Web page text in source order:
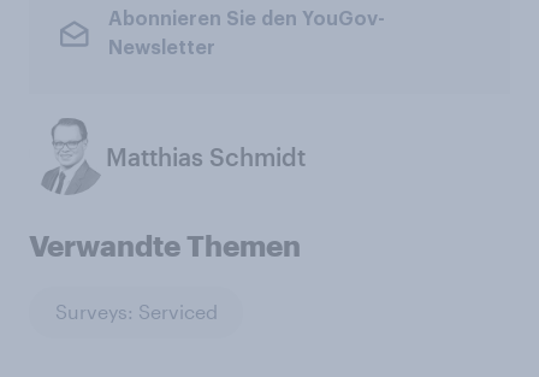
Abonnieren Sie den YouGov-
Newsletter
Matthias Schmidt
Verwandte Themen
Surveys: Serviced